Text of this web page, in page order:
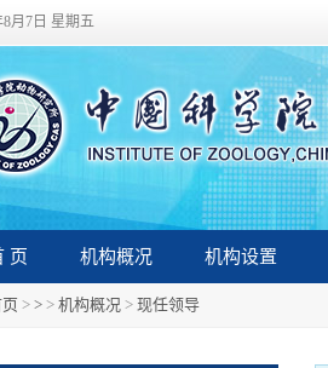
8月7日 星期五
页 机构概况 机构设置
> > > 机构概况 > 现任领导